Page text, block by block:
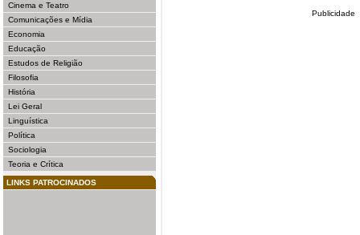
Cinema e Teatro
Comunicações e Mídia
Economia
Educação
Estudos de Religião
Filosofia
História
Lei Geral
Linguística
Política
Sociologia
Teoria e Crítica
LINKS PATROCINADOS
Publicidade